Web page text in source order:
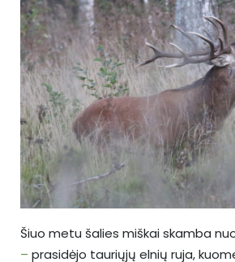
Šiuo metu šalies miškai skamba
– prasidėjo tauriųjų elnių ruja,